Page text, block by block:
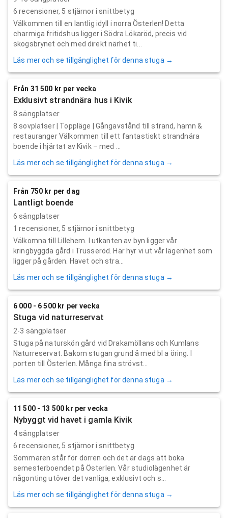
6 recensioner, 5 stjärnor i snittbetyg
Välkommen till en lantlig idyll i norra Österlen! Detta
charmiga fritidshus ligger i Södra Lökaröd, precis vid
skogsbrynet och med direkt närhet ti...
Läs mer och se tillgänglighet för denna stuga →
Från 31 500 kr per vecka
Exklusivt strandnära hus i Kivik
8 sängplatser
8 sovplatser | Toppläge | Gångavstånd till strand, hamn &
restauranger Välkommen till ett fantastiskt strandnära
boende i hjärtat av Kivik – med ...
Läs mer och se tillgänglighet för denna stuga →
Från 750 kr per dag
Lantligt boende
6 sängplatser
1 recensioner, 5 stjärnor i snittbetyg
Välkomna till Lillehem. I utkanten av byn ligger vår
kringbyggda gård i Trusseröd. Här hyr vi ut vår lägenhet som
ligger på gården. Havet och stra...
Läs mer och se tillgänglighet för denna stuga →
6 000 - 6 500 kr per vecka
Stuga vid naturreservat
2-3 sängplatser
Stuga på naturskön gård vid Drakamöllans och Kumlans
Naturreservat. Bakom stugan grund å med bl a öring. I
porten till Österlen. Många fina strövst...
Läs mer och se tillgänglighet för denna stuga →
11 500 - 13 500 kr per vecka
Nybyggt vid havet i gamla Kivik
4 sängplatser
6 recensioner, 5 stjärnor i snittbetyg
Sommaren står för dörren och det är dags att boka
semesterboendet på Österlen. Vår studiolägenhet är
någonting utöver det vanliga, exklusivt och s...
Läs mer och se tillgänglighet för denna stuga →